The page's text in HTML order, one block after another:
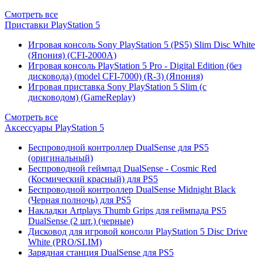
Смотреть все
Приставки PlayStation 5
Игровая консоль Sony PlayStation 5 (PS5) Slim Disc White
(Япония) (CFI-2000A)
Игровая консоль PlayStation 5 Pro - Digital Edition (без
дисковода) (model CFI-7000) (R-3) (Япония)
Игровая приставка Sony PlayStation 5 Slim (с
дисководом) (GameReplay)
Смотреть все
Аксессуары PlayStation 5
Беспроводной контроллер DualSense для PS5
(оригинальный)
Беспроводной геймпад DualSense - Cosmic Red
(Космический красный) для PS5
Беспроводной контроллер DualSense Midnight Black
(Черная полночь) для PS5
Накладки Artplays Thumb Grips для геймпада PS5
DualSense (2 шт.) (черные)
Дисковод для игровой консоли PlayStation 5 Disc Drive
White (PRO/SLIM)
Зарядная станция DualSense для PS5